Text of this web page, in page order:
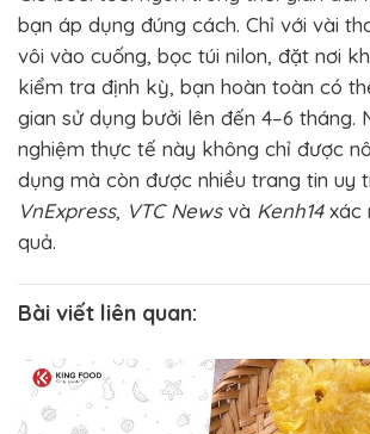
bạn áp dụng đúng cách. Chỉ với vài
vôi vào cuống, bọc túi nilon, đặt nơi
kiểm tra định kỳ, bạn hoàn toàn có
gian sử dụng bưởi lên đến 4–6 tháng.
nghiệm thực tế này không chỉ được
dụng mà còn được nhiều trang tin uy
VnExpress, VTC Newsvà Kenh14xác
quả.
Bài viết liên quan: